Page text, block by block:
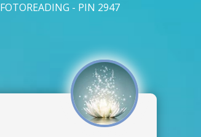
FOTOREADING - PIN 2947